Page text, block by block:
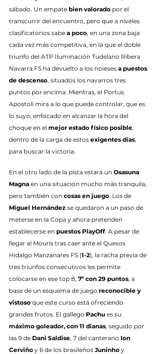
sábado. Un empate bien valorado por el
transcurrir del encuentro, pero que a niveles
clasificatorios sabe a poco, en una zona baja
cada vez más competitiva, en la que el doble
triunfo del ATP Iluminación Tudelano Ribera
Navarra FS ha devuelto a los noieses a puestos
de descenso, situados los navarros tres
puntos por encima. Mientras, el Portus
Apostoli mira a lo que puede controlar, que es
lo suyo, enfocado en alcanzar la hora del
choque en el mejor estado físico posible,
dentro de la carga de estos exigentes días,
para buscar la victoria.
En el otro lado de la pista estará un Osasuna
Magna en una situación mucho más tranquila,
pero también con cosas en juego. Los de
Miguel Hernández se quedaron a un paso de
meterse en la Copa y ahora pretenden
establecerse en puestos PlayOff. A pesar de
llegar al Mourís tras caer ante el Quesos
Hidalgo Manzanares FS (1-2), la racha previa de
tres triunfos consecutivos les permite
colocarse en ese top 8, 7º con 29 puntos, a
base de un esquema de juego reconocible y
vistoso que este curso está ofreciendo
grandes frutos. El gallego Pachu es su
máximo goleador, con 11 dianas, seguido por
las 9 de Dani Saldise, 7 del canterano Ion
Cerviño y 6 de los brasileños Juninho y